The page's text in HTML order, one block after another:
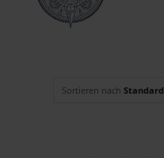
Sortieren nach Standard